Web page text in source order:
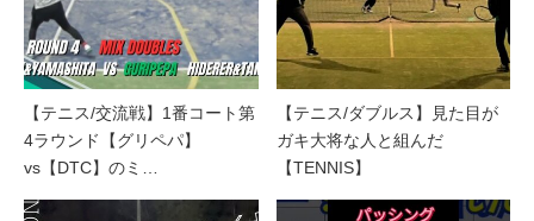
【テニス/交流戦】1番コート第
4ラウンド【グリペパ】
vs【DTC】のミ…
【テニス/ダブルス】見た目が
ガキ大将な人と組んだ
【TENNIS】